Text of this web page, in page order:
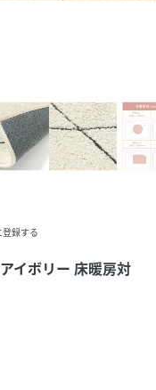
録する
イボリー 床暖房対